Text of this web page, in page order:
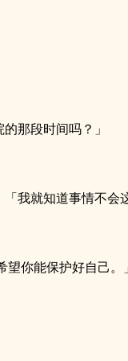
那段时间吗？」
我就知道事情不会
你能保护好自己。」